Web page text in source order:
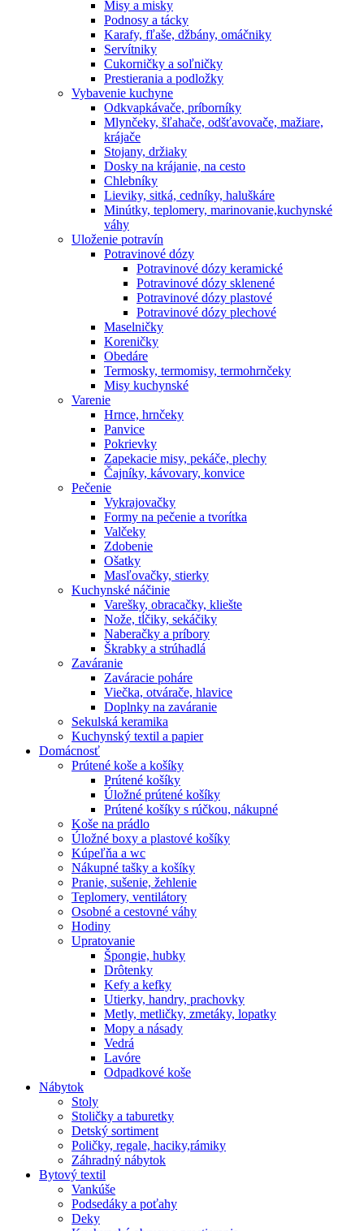
Misy a misky
Podnosy a tácky
Karafy, fľaše, džbány, omáčniky
Servítniky
Cukorničky a soľničky
Prestierania a podložky
Vybavenie kuchyne
Odkvapkávače, príborníky
Mlynčeky, šľahače, odšťavovače, mažiare,
krájače
Stojany, držiaky
Dosky na krájanie, na cesto
Chlebníky
Lieviky, sitká, cedníky, haluškáre
Minútky, teplomery, marinovanie,kuchynské
váhy
Uloženie potravín
Potravinové dózy
Potravinové dózy keramické
Potravinové dózy sklenené
Potravinové dózy plastové
Potravinové dózy plechové
Maselničky
Koreničky
Obedáre
Termosky, termomisy, termohrnčeky
Misy kuchynské
Varenie
Hrnce, hrnčeky
Panvice
Pokrievky
Zapekacie misy, pekáče, plechy
Čajníky, kávovary, konvice
Pečenie
Vykrajovačky
Formy na pečenie a tvorítka
Valčeky
Zdobenie
Ošatky
Masľovačky, stierky
Kuchynské náčinie
Varešky, obracačky, kliešte
Nože, tĺčiky, sekáčiky
Naberačky a príbory
Škrabky a strúhadlá
Zaváranie
Zaváracie poháre
Viečka, otvárače, hlavice
Doplnky na zaváranie
Sekulská keramika
Kuchynský textil a papier
Domácnosť
Prútené koše a košíky
Prútené košíky
Úložné prútené košíky
Prútené košíky s rúčkou, nákupné
Koše na prádlo
Úložné boxy a plastové košíky
Kúpeľňa a wc
Nákupné tašky a košíky
Pranie, sušenie, žehlenie
Teplomery, ventilátory
Osobné a cestovné váhy
Hodiny
Upratovanie
Špongie, hubky
Drôtenky
Kefy a kefky
Utierky, handry, prachovky
Metly, metličky, zmetáky, lopatky
Mopy a násady
Vedrá
Lavóre
Odpadkové koše
Nábytok
Stoly
Stoličky a taburetky
Detský sortiment
Poličky, regale, haciky,rámiky
Záhradný nábytok
Bytový textil
Vankúše
Podsedáky a poťahy
Deky